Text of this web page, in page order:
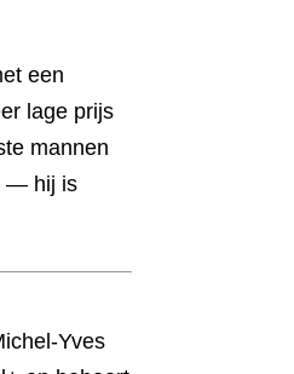
een
lage prijs
mannen
— hij is
Yves